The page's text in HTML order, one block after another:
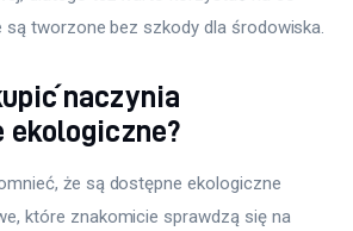
są tworzone bez szkody dla środowiska.
naczynia
ekologiczne?
że są dostępne ekologiczne
które znakomicie sprawdzą się na